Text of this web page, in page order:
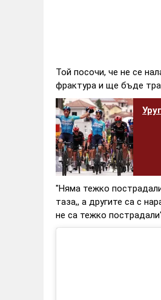
Той посочи, че не се
фрактура и ще бъде
"Няма тежко
таза,, а другите са с
не са тежко